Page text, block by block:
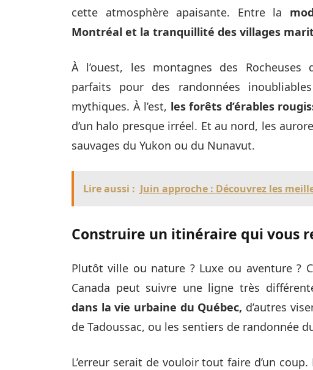
cette atmosphère apaisante. Entre la
Montréal et la tranquillité des villages
À l’ouest, les montagnes des Rocheuses
parfaits pour des randonnées
mythiques. À l’est, les forêts d’érables
d’un halo presque irréel. Et au nord, les
sauvages du Yukon ou du Nunavut.
Lire aussi : Juin approche : Découvrez les
Construire un itinéraire qui vous
Plutôt ville ou nature ? Luxe ou aventure ?
Canada peut suivre une ligne très
dans la vie urbaine du Québec, d’autres
de Tadoussac, ou les sentiers de randonnée
L’erreur serait de vouloir tout faire d’un